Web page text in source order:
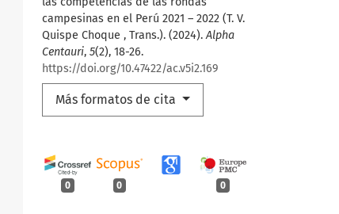
campesinas en el Perú 2021 – 2022 (T. V.
Quispe Choque , Trans.). (2024).Alpha
Centauri, 5(2), 18-26.
https://doi.org/10.47422/ac.v5i2.169
Más formatos de cita
0 0 0